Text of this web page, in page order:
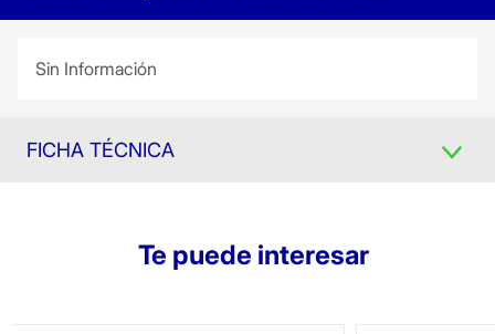
Sin Información
FICHA TÉCNICA
Te puede interesar